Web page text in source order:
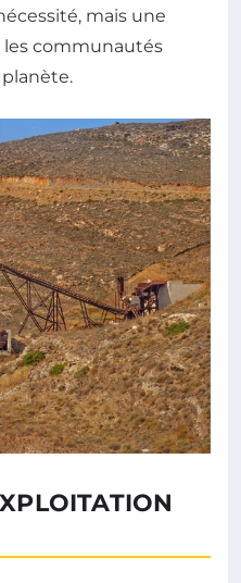
mais une
les communautés
planète.